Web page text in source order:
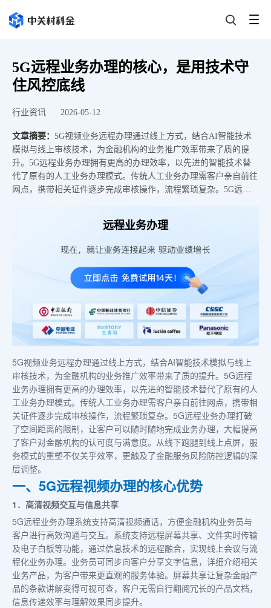
5G远程业务办理的核心，是用技术守
住风控底线
行业资讯 2026-05-12
文章摘要： 5G视频业务远程办理通过线上方式，结合AI智能技术
模拟与线上审核技术，为金融机构的业务推广效率带来了质的提
升。5G远程业务办理拥有更高的办理效率，以先进的智能技术替
代了原有的人工业务办理模式。传统人工业务办理需客户亲自前往
网点，携带相关证件逐步完成审核操作，流程繁琐复杂。5G远程
远程业务办理
5G视频业务远程办理通过线上方式，结合AI智能技术模拟与线上
审核技术，为金融机构的业务推广效率带来了质的提升。5G远程
业务办理拥有更高的办理效率，以先进的智能技术替代了原有的人
工业务办理模式。传统人工业务办理需客户亲自前往网点，携带相
关证件逐步完成审核操作，流程繁琐复杂。5G远程业务办理打破
了空间距离的限制，让客户可以随时随地完成业务办理，大幅提高
了客户对金融机构的认可度与满意度。从线下跑腿到线上点屏，服
务模式的重塑不仅关乎效率，更触及了金融服务风险防控逻辑的深
层调整。
一、5G远程视频办理的核心优势
1．高清视频交互与信息共享
5G远程业务办理系统支持高清视频通话，方便金融机构业务员与
客户进行高效沟通与交互。系统支持远程屏幕共享、文件实时传输
及电子白板等功能，通过信息技术的远程融合，实现线上会议与流
程化业务办理。业务员可同步向客户分享文字信息，详细介绍相关
业务产品，为客户带来更直观的服务体验。屏幕共享让复杂金融产
品的条款讲解变得可视可查，客户无需自行翻阅冗长的产品文档，
信息传递效率与理解效果同步提升。